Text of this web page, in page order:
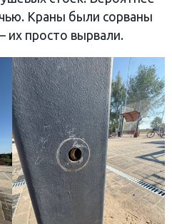
Краны были сорваны
их просто вырвали.